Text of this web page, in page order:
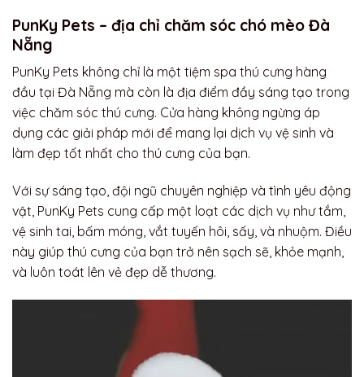
PunKy Pets – địa chỉ chăm sóc chó mèo Đà
Nẵng
PunKy Pets không chỉ là một tiệm spa thú cưng hàng
đầu tại Đà Nẵng mà còn là địa điểm đầy sáng tạo trong
việc chăm sóc thú cưng. Cửa hàng không ngừng áp
dụng các giải pháp mới để mang lại dịch vụ vệ sinh và
làm đẹp tốt nhất cho thú cưng của bạn.
Với sự sáng tạo, đội ngũ chuyên nghiệp và tình yêu động
vật, PunKy Pets cung cấp một loạt các dịch vụ như tắm,
vệ sinh tai, bấm móng, vắt tuyến hôi, sấy, và nhuộm. Điều
này giúp thú cưng của bạn trở nên sạch sẽ, khỏe mạnh,
và luôn toát lên vẻ đẹp dễ thương.